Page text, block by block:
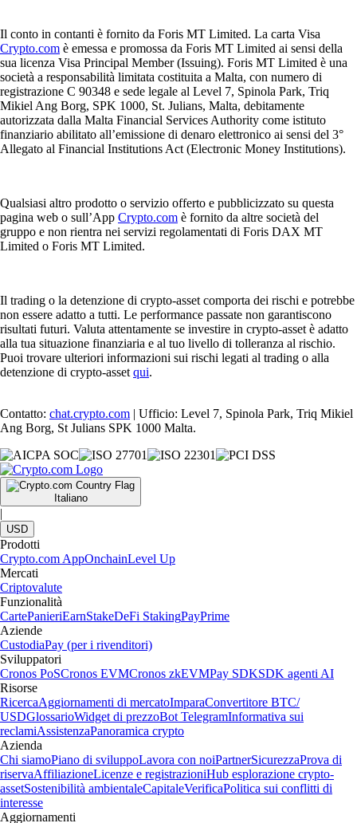
Il conto in contanti è fornito da Foris MT Limited. La carta Visa
Crypto.com è emessa e promossa da Foris MT Limited ai sensi della
sua licenza Visa Principal Member (Issuing). Foris MT Limited è una
società a responsabilità limitata costituita a Malta, con numero di
registrazione C 90348 e sede legale al Level 7, Spinola Park, Triq
Mikiel Ang Borg, SPK 1000, St. Julians, Malta, debitamente
autorizzata dalla Malta Financial Services Authority come istituto
finanziario abilitato all’emissione di denaro elettronico ai sensi del 3°
Allegato al Financial Institutions Act (Electronic Money Institutions).
Qualsiasi altro prodotto o servizio offerto e pubblicizzato su questa
pagina web o sull’App Crypto.com è fornito da altre società del
gruppo e non rientra nei servizi regolamentati di Foris DAX MT
Limited o Foris MT Limited.
Il trading o la detenzione di crypto-asset comporta dei rischi e potrebbe
non essere adatto a tutti. Le performance passate non garantiscono
risultati futuri. Valuta attentamente se investire in crypto-asset è adatto
alla tua situazione finanziaria e al tuo livello di tolleranza al rischio.
Puoi trovare ulteriori informazioni sui rischi legati al trading o alla
detenzione di crypto-asset qui.
Contatto: chat.crypto.com | Ufficio: Level 7, Spinola Park, Triq Mikiel
Ang Borg, St Julians SPK 1000 Malta.
Italiano
|
USD
Prodotti
Crypto.com AppOnchainLevel Up
Mercati
Criptovalute
Funzionalità
CartePanieriEarnStakeDeFi StakingPayPrime
Aziende
CustodiaPay (per i rivenditori)
Sviluppatori
Cronos PoSCronos EVMCronos zkEVMPay SDKSDK agenti AI
Risorse
RicercaAggiornamenti di mercatoImparaConvertitore BTC/
USDGlossarioWidget di prezzoBot TelegramInformativa sui
reclamiAssistenzaPanoramica crypto
Azienda
Chi siamoPiano di sviluppoLavora con noiPartnerSicurezzaProva di
riservaAffiliazioneLicenze e registrazioniHub esplorazione crypto-
assetSostenibilità ambientaleCapitaleVerificaPolitica sui conflitti di
interesse
Aggiornamenti